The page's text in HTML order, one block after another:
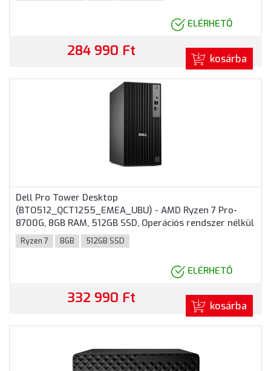
ELÉRHETŐ
284 990 Ft kosárba
Dell Pro Tower Desktop
(BTO512_QCT1255_EMEA_UBU) - AMD Ryzen 7 Pro-
8700G, 8GB RAM, 512GB SSD, Operációs rendszer nélkül
- Torony Házas számítógép 3 év garanciával
Ryzen 7 8GB 512GB SSD
ELÉRHETŐ
332 990 Ft kosárba